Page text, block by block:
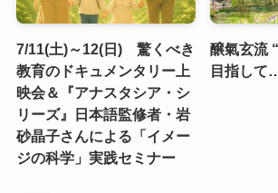
7/11(土)～12(日) 驚くべき
教育のドキュメンタリー上
映会＆『アナスタシア・シ
リーズ』日本語監修者・岩
砂晶子さんによる「イメー
ジの科学」実践セミナー
醸氣玄流
目指して